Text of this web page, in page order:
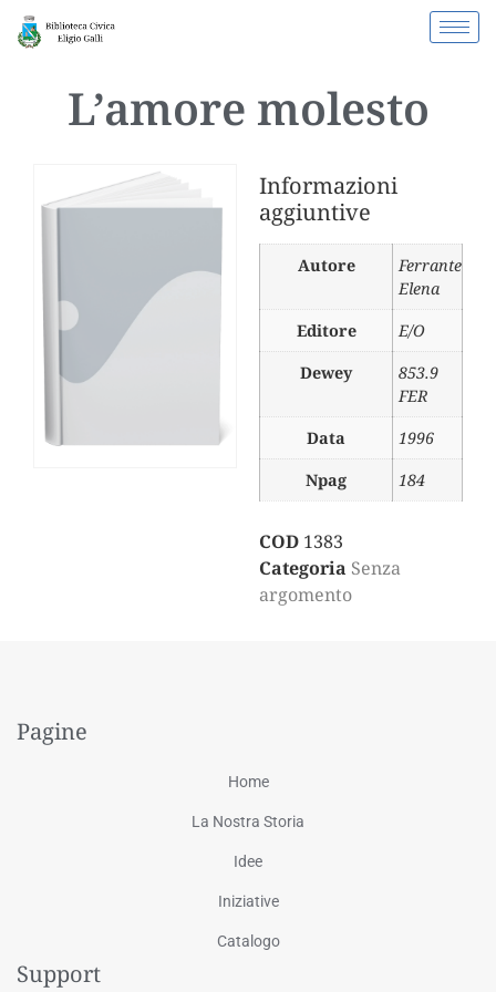
L’amore molesto
Informazioni
aggiuntive
Autore
Ferrante
Elena
Editore
E/O
Dewey
853.9
FER
Data
1996
Npag
184
COD 1383
Categoria Senza
argomento
Pagine
Home
La Nostra Storia
Idee
Iniziative
Catalogo
Support